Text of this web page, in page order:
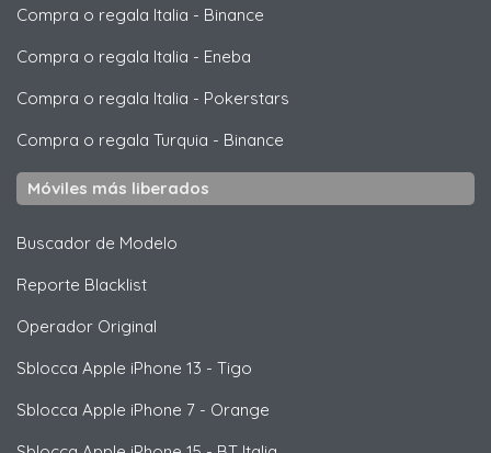
Compra o regala Italia - Binance
Compra o regala Italia - Eneba
Compra o regala Italia - Pokerstars
Compra o regala Turquia - Binance
Móviles más liberados
Buscador de Modelo
Reporte Blacklist
Operador Original
Sblocca Apple iPhone 13 - Tigo
Sblocca Apple iPhone 7 - Orange